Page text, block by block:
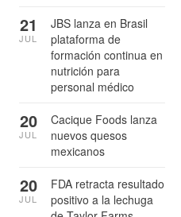
JBS lanza en Brasil
plataforma de
formación continua en
nutrición para
personal médico
21
JUL
Cacique Foods lanza
nuevos quesos
mexicanos
20
JUL
FDA retracta resultado
positivo a la lechuga
20
JUL